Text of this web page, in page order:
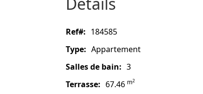
ref#: 184585
type:
Appartement
salles de bain: 3
terrasse: 67.46 m2